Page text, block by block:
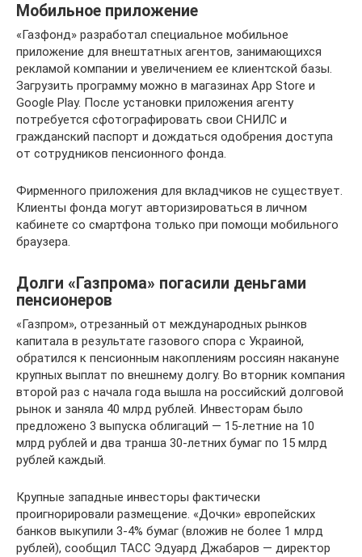
Мобильное приложение
«Газфонд» разработал специальное мобильное
приложение для внештатных агентов, занимающихся
рекламой компании и увеличением ее клиентской базы.
Загрузить программу можно в магазинах App Store и
Google Play. После установки приложения агенту
потребуется сфотографировать свои СНИЛС и
гражданский паспорт и дождаться одобрения доступа
от сотрудников пенсионного фонда.
Фирменного приложения для вкладчиков не существует.
Клиенты фонда могут авторизироваться в личном
кабинете со смартфона только при помощи мобильного
браузера.
Долги «Газпрома» погасили деньгами
пенсионеров
«Газпром», отрезанный от международных рынков
капитала в результате газового спора с Украиной,
обратился к пенсионным накоплениям россиян накануне
крупных выплат по внешнему долгу. Во вторник компания
второй раз с начала года вышла на российский долговой
рынок и заняла 40 млрд рублей. Инвесторам было
предложено 3 выпуска облигаций — 15-летние на 10
млрд рублей и два транша 30-летних бумаг по 15 млрд
рублей каждый.
Крупные западные инвесторы фактически
проигнорировали размещение. «Дочки» европейских
банков выкупили 3-4% бумаг (вложив не более 1 млрд
рублей), сообщил ТАСС Эдуард Джабаров — директор